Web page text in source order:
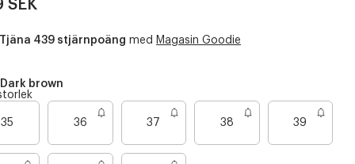
till
SEK
Tjäna 439 stjärnpoäng med Magasin Goodie
Dark brown
35 36 37 38 39